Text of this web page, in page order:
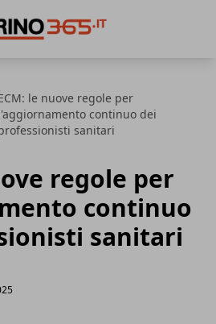
le nuove regole per
continuo dei
sanitari
regole per
continuo
sanitari